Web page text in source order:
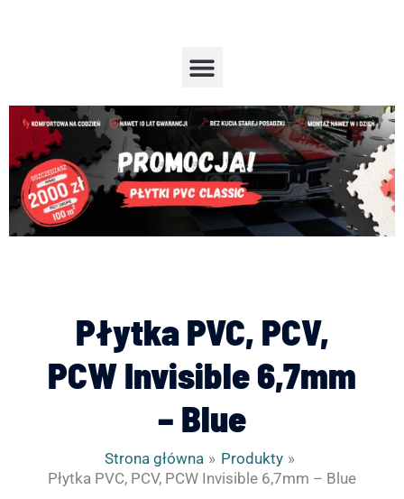
Menu
Płytka PVC, PCV,
PCW Invisible 6,7mm
– Blue
Strona główna
Produkty
Płytka PVC, PCV, PCW Invisible 6,7mm – Blue